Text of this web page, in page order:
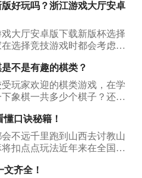
好玩吗？浙江游戏大厅安卓
大厅安卓版下载新版杯选择
选择竞技游戏时都会考虑
么？
不是有趣的棋类？
玩家欢迎的棋类游戏，在学
象棋一共多少个棋子？还需
习的比较好一些。
口诀秘籍！
不远千里跑到山西去讨教山
扣点点玩法近年来在全国的
麻将的玩法。不过对于很多
齐全！